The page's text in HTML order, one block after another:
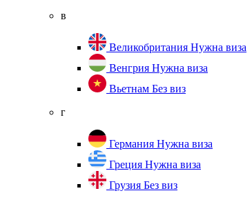
в
Великобритания Нужна виза
Венгрия Нужна виза
Вьетнам Без виз
г
Германия Нужна виза
Греция Нужна виза
Грузия Без виз